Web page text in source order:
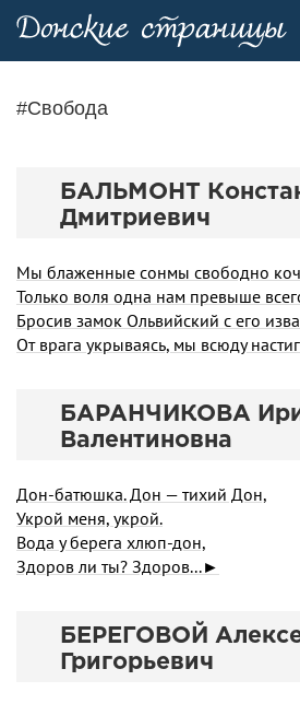
#Свобода
БАЛЬМОНТ
Дмитриевич
Мы блаженные сонмы свободно
Только воля одна нам превыше
Бросив замок Ольвийский с его
От врага укрываясь, мы всюду
БАРАНЧИКОВА
Валентиновна
Дон-батюшка. Дон — тихий Дон,
Укрой меня, укрой.
Вода у берега хлюп-дон,
Здоров ли ты? Здоров...►
БЕРЕГОВОЙ
Григорьевич